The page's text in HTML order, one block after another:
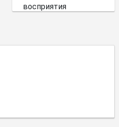
восприятия